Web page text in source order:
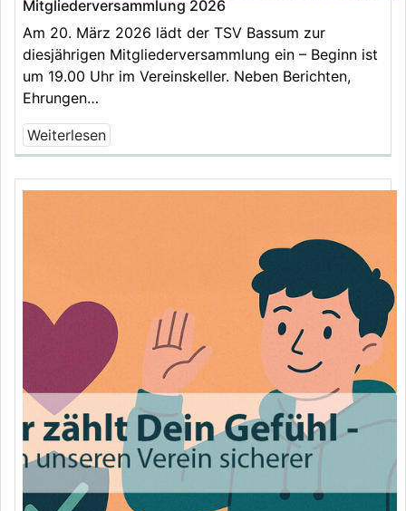
Mitgliederversammlung 2026
Am 20. März 2026 lädt der TSV Bassum zur
diesjährigen Mitgliederversammlung ein – Beginn ist
um 19.00 Uhr im Vereinskeller. Neben Berichten,
Ehrungen…
Weiterlesen